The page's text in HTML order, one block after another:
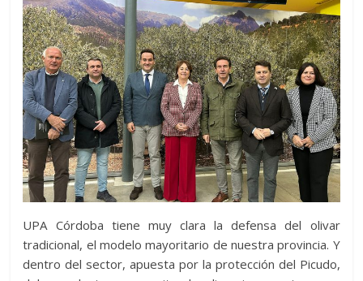
UPA Córdoba tiene muy clara la defensa del olivar
tradicional, el modelo mayoritario de nuestra provincia. Y
dentro del sector, apuesta por la protección del Picudo,